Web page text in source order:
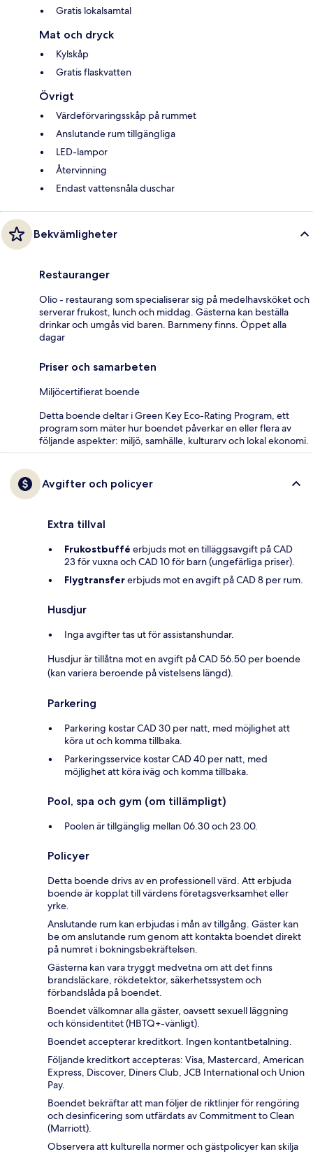
Gratis lokalsamtal
Mat och dryck
Kylskåp
Gratis flaskvatten
Övrigt
Värdeförvaringsskåp på rummet
Anslutande rum tillgängliga
LED-lampor
Återvinning
Endast vattensnåla duschar
Bekvämligheter
Restauranger
Olio - restaurang som specialiserar sig på medelhavsköket och
serverar frukost, lunch och middag. Gästerna kan beställa
drinkar och umgås vid baren. Barnmeny finns. Öppet alla
dagar
Priser och samarbeten
Miljöcertifierat boende
Detta boende deltar i Green Key Eco-Rating Program, ett
program som mäter hur boendet påverkar en eller flera av
följande aspekter: miljö, samhälle, kulturarv och lokal ekonomi.
Avgifter och policyer
Extra tillval
Frukostbuffé erbjuds mot en tilläggsavgift på CAD
23 för vuxna och CAD 10 för barn (ungefärliga priser).
Flygtransfererbjuds mot en avgift på CAD 8 per rum.
Husdjur
Inga avgifter tas ut för assistanshundar.
Husdjur är tillåtna mot en avgift på CAD 56.50 per boende
(kan variera beroende på vistelsens längd).
Parkering
Parkering kostar CAD 30 per natt, med möjlighet att
köra ut och komma tillbaka.
Parkeringsservice kostar CAD 40 per natt, med
möjlighet att köra iväg och komma tillbaka.
Pool, spa och gym (om tillämpligt)
Poolen är tillgänglig mellan 06.30 och 23.00.
Policyer
Detta boende drivs av en professionell värd. Att erbjuda
boende är kopplat till värdens företagsverksamhet eller
yrke.
Anslutande rum kan erbjudas i mån av tillgång. Gäster kan
be om anslutande rum genom att kontakta boendet direkt
på numret i bokningsbekräftelsen.
Gästerna kan vara tryggt medvetna om att det finns
brandsläckare, rökdetektor, säkerhetssystem och
förbandslåda på boendet.
Boendet välkomnar alla gäster, oavsett sexuell läggning
och könsidentitet (HBTQ+-vänligt).
Boendet accepterar kreditkort. Ingen kontantbetalning.
Följande kreditkort accepteras: Visa, Mastercard, American
Express, Discover, Diners Club, JCB International och Union
Pay.
Boendet bekräftar att man följer de riktlinjer för rengöring
och desinficering som utfärdats av Commitment to Clean
(Marriott).
Observera att kulturella normer och gästpolicyer kan skilja